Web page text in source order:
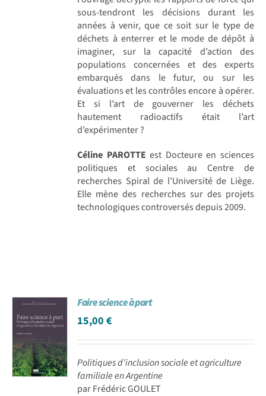
sous-tendront les décisions durant les
années à venir, que ce soit sur le type de
déchets à enterrer et le mode de dépôt à
imaginer, sur la capacité d’action des
populations concernées et des experts
embarqués dans le futur, ou sur les
évaluations et les contrôles encore à opérer.
Et si l’art de gouverner les déchets
hautement radioactifs était l’art
d’expérimenter ?
Céline PAROTTE est Docteure en sciences
politiques et sociales au Centre de
recherches Spiral de l’Université de Liège.
Elle mène des recherches sur des projets
technologiques controversés depuis 2009.
Faire science à part
15,00€
Politiques d’inclusion sociale et agriculture
familiale en Argentine
par Frédéric GOULET